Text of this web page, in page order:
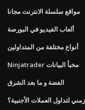
مواقع سلسلة الانترنت مجانا
ألعاب الفيديو في البورصة
أنواع مختلفة من المتداولين
Ninjatrader مخبأ البيانات
الفضة و ما بعد الشرق
لتداول العملات الأجنبية؟